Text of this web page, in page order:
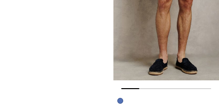
Image précédente
Image suivante